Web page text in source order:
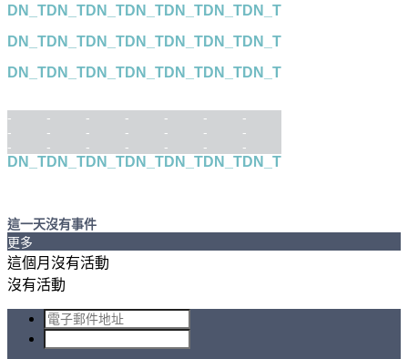
DN_TDN_TDN_TDN_TDN_TDN_TDN_T
DN_TDN_TDN_TDN_TDN_TDN_TDN_T
DN_TDN_TDN_TDN_TDN_TDN_TDN_T
-
-
-
-
-
-
-
-
-
-
-
-
-
-
-
-
-
-
-
-
-
DN_TDN_TDN_TDN_TDN_TDN_TDN_T
這一天沒有事件
更多
這個月沒有活動
沒有活動